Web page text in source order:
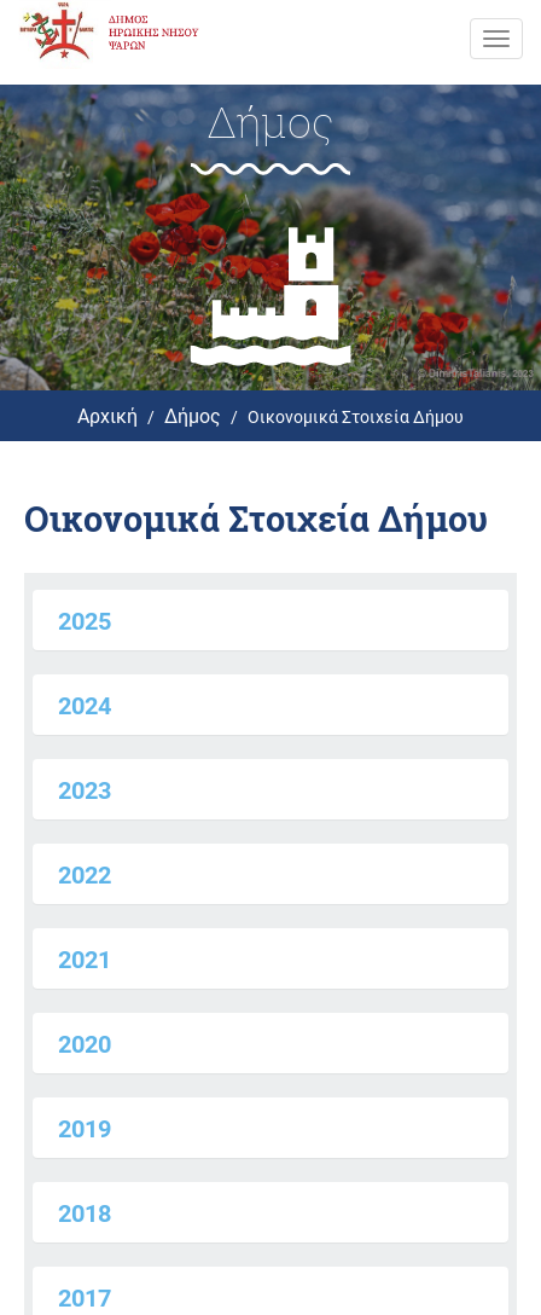
Δήμος
Αρχική Δήμος Οικονομικά Στοιχεία Δήμου
Οικονομικά Στοιχεία Δήμου
2025
2024
2023
2022
2021
2020
2019
2018
2017